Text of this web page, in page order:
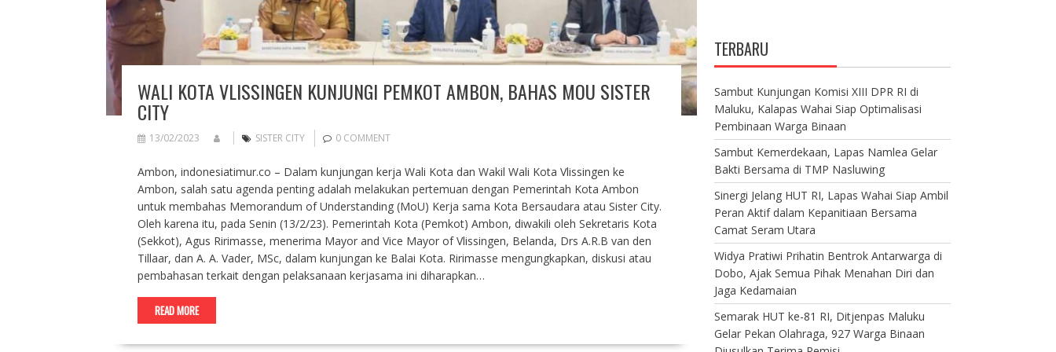
WALI KOTA VLISSINGEN KUNJUNGI PEMKOT AMBON, BAHAS MOU SISTER
CITY
13/02/2023 SISTER CITY 0 COMMENT
Ambon, indonesiatimur.co – Dalam kunjungan kerja Wali Kota dan Wakil Wali Kota Vlissingen ke
Ambon, salah satu agenda penting adalah melakukan pertemuan dengan Pemerintah Kota Ambon
untuk membahas Memorandum of Understanding (MoU) Kerja sama Kota Bersaudara atau Sister City.
Oleh karena itu, pada Senin (13/2/23). Pemerintah Kota (Pemkot) Ambon, diwakili oleh Sekretaris Kota
(Sekkot), Agus Ririmasse, menerima Mayor and Vice Mayor of Vlissingen, Belanda, Drs A.R.B van den
Tillaar, dan A. A. Vader, MSc, dalam kunjungan ke Balai Kota. Ririmasse mengungkapkan, diskusi atau
pembahasan terkait dengan pelaksanaan kerjasama ini diharapkan…
READ MORE
TERBARU
Sambut Kunjungan Komisi XIII DPR RI di
Maluku, Kalapas Wahai Siap Optimalisasi
Pembinaan Warga Binaan
Sambut Kemerdekaan, Lapas Namlea Gelar
Bakti Bersama di TMP Nasluwing
Sinergi Jelang HUT RI, Lapas Wahai Siap Ambil
Peran Aktif dalam Kepanitiaan Bersama
Camat Seram Utara
Widya Pratiwi Prihatin Bentrok Antarwarga di
Dobo, Ajak Semua Pihak Menahan Diri dan
Jaga Kedamaian
Semarak HUT ke-81 RI, Ditjenpas Maluku
Gelar Pekan Olahraga, 927 Warga Binaan